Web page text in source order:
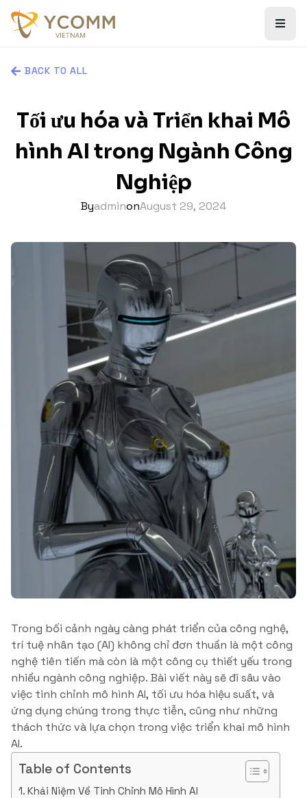
BACK TO ALL
Tối ưu hóa và Triển khai Mô
hình AI trong Ngành Công
Nghiệp
ByadminonAugust 29, 2024
Trong bối cảnh ngày càng phát triển của công nghệ,
trí tuệ nhân tạo (AI) không chỉ đơn thuần là một công
nghệ tiên tiến mà còn là một công cụ thiết yếu trong
nhiều ngành công nghiệp. Bài viết này sẽ đi sâu vào
việc tinh chỉnh mô hình AI, tối ưu hóa hiệu suất, và
ứng dụng chúng trong thực tiễn, cũng như những
thách thức và lựa chọn trong việc triển khai mô hình
AI.
Table of Contents
Khái Niệm Về Tinh Chỉnh Mô Hình AI